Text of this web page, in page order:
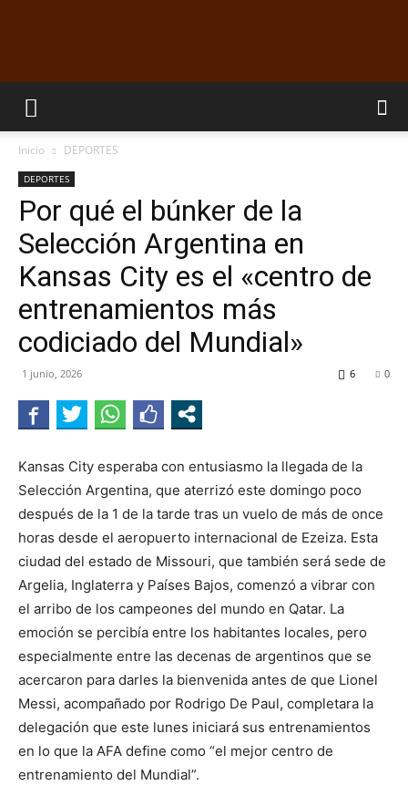
EL
RADIO
Inicio DEPORTES
DEPORTES
Por qué el búnker de la
Selección Argentina en
Kansas City es el «centro de
entrenamientos más
codiciado del Mundial»
1 junio, 2026 0
6
Kansas City esperaba con entusiasmo la llegada de la
Selección Argentina, que aterrizó este domingo poco
después de la 1 de la tarde tras un vuelo de más de once
horas desde el aeropuerto internacional de Ezeiza. Esta
ciudad del estado de Missouri, que también será sede de
Argelia, Inglaterra y Países Bajos, comenzó a vibrar con
el arribo de los campeones del mundo en Qatar. La
emoción se percibía entre los habitantes locales, pero
especialmente entre las decenas de argentinos que se
acercaron para darles la bienvenida antes de que Lionel
Messi, acompañado por Rodrigo De Paul, completara la
delegación que este lunes iniciará sus entrenamientos
en lo que la AFA define como “el mejor centro de
entrenamiento del Mundial”.